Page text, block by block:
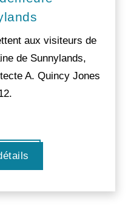
aux visiteurs de
de Sunnylands,
A. Quincy Jones